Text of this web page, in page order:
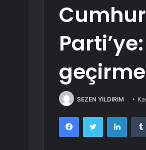
SEZEN YILDIRIM
FacebookTwitter